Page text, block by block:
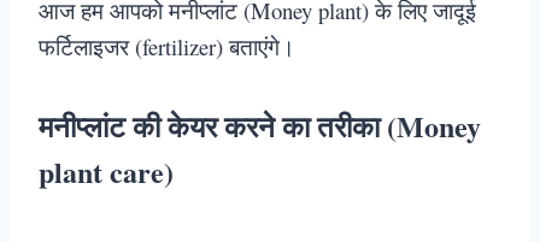
आज हम आपको मनीप्लांट (Money plant) के लिए जादूई
फर्टिलाइजर (fertilizer) बताएंगे।
मनीप्लांट की केयर करने का तरीका (Money
plant care)